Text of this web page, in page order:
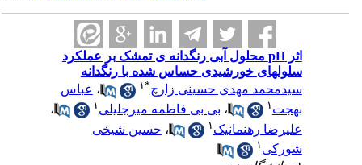
اثر pH محلول آبی رنگدانه ی تمشک بر عملکرد
سلولهای خورشیدی حساس شده با رنگدانه
سیدمحمد مهدی حسینی زارچ *۱ ،عباس
بهجت
،بی بی فاطمه میرجلیلی
،
علیرضا رهنمانیک۱ ،حسین شیخی
شورکی